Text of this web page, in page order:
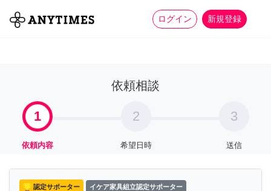
ログイン 新規登録
全て 家事 more_horiz
依頼相談
1
依頼内容
2
希望日時
3
送信
認定サポーター イケア家具組立認定サポーター